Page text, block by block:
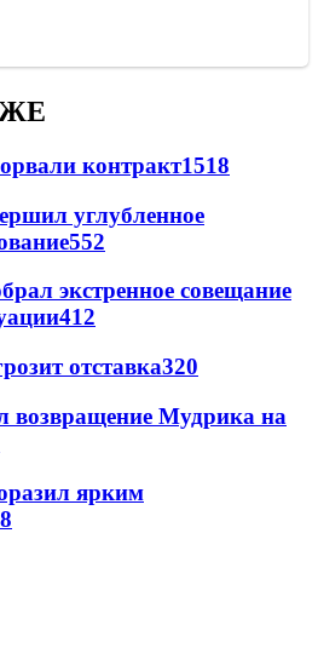
контракт1518
углубленное
552
экстренное совещание
412
отставка320
возвращение Мудрика на
ярким